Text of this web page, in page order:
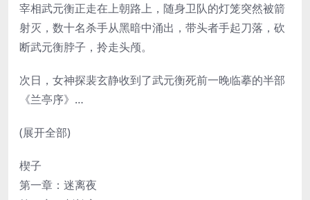
宰相武元衡正走在上朝路上，随身卫队的灯笼突然被箭
射灭，数十名杀手从黑暗中涌出，带头者手起刀落，砍
断武元衡脖子，拎走头颅。
次日，女神探裴玄静收到了武元衡死前一晚临摹的半部
《兰亭序》…
(展开全部)
楔子
第一章：迷离夜